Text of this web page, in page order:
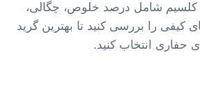
شامل درصد خلوص، چگالی،
کیفی را بررسی کنید تا بهترین گرید
حفاری انتخاب کنید.